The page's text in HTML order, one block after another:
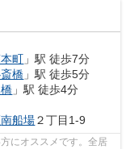
町 」駅 徒歩7分
橋 」駅 徒歩5分
」駅 徒歩4分
南船場２丁目1-9
にオススメです。全居